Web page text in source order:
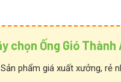
chọn Ống Gió Thành
Sản phẩm giá xuất xưởng, rẻ